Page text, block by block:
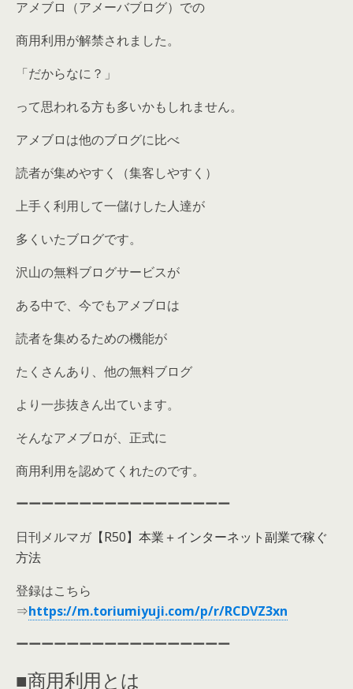
アメブロ（アメーバブログ）での
商用利用が解禁されました。
「だからなに？」
って思われる方も多いかもしれません。
アメブロは他のブログに比べ
読者が集めやすく（集客しやすく）
上手く利用して一儲けした人達が
多くいたブログです。
沢山の無料ブログサービスが
ある中で、今でもアメブロは
読者を集めるための機能が
たくさんあり、他の無料ブログ
より一歩抜きん出ています。
そんなアメブロが、正式に
商用利用を認めてくれたのです。
ーーーーーーーーーーーーーーーーー
日刊メルマガ【R50】本業＋インターネット副業で稼ぐ
方法
登録はこちら
⇒https://m.toriumiyuji.com/p/r/RCDVZ3xn
ーーーーーーーーーーーーーーーーー
■商用利用とは